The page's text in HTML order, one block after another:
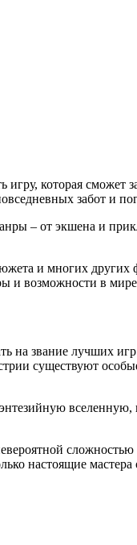
которая сможет
забот и
– от экшена и
и многих других
и возможности в
на звание лучших
существуют
сложностью
настоящие